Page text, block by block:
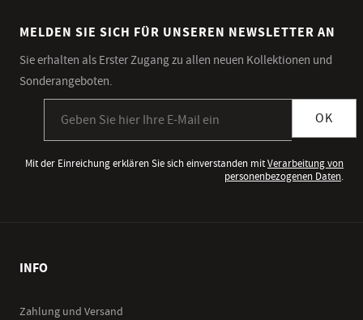
MELDEN SIE SICH FÜR UNSEREN NEWSLETTER AN
Sie erhalten als Erster Zugang zu allen neuen Kollektionen und
Sonderangeboten.
OK
Mit der Einreichung erklären Sie sich einverstanden mitVerarbeitung von
personenbezogenen Daten.
INFO
Zahlung und Versand